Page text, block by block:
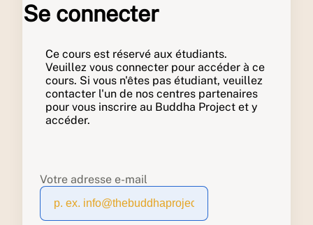
Se connecter
Ce cours est réservé aux étudiants.
Veuillez vous connecter pour accéder à ce
cours. Si vous n'êtes pas étudiant, veuillez
contacter l'un de nos centres partenaires
pour vous inscrire au Buddha Project et y
accéder.
Votre adresse e-mail